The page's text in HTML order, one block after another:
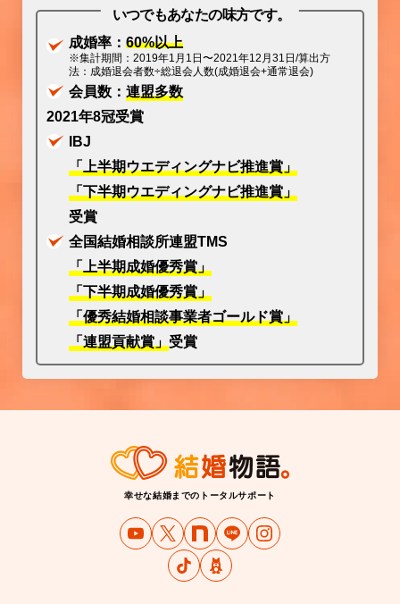
いつでもあなたの味方です。
成婚率： 60%以上
※集計期間：2019年1月1日〜2021年12月31日/算出方
法：成婚退会者数÷総退会人数(成婚退会+通常退会)
会員数： 連盟多数
2021年8冠受賞
IBJ
「上半期ウエディングナビ推進賞」
「下半期ウエディングナビ推進賞」
受賞
全国結婚相談所連盟TMS
「上半期成婚優秀賞」
「下半期成婚優秀賞」
「優秀結婚相談事業者ゴールド賞」
「連盟貢献賞」 受賞
幸せな結婚までのトータルサポート